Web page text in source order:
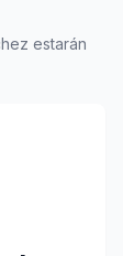
estarán